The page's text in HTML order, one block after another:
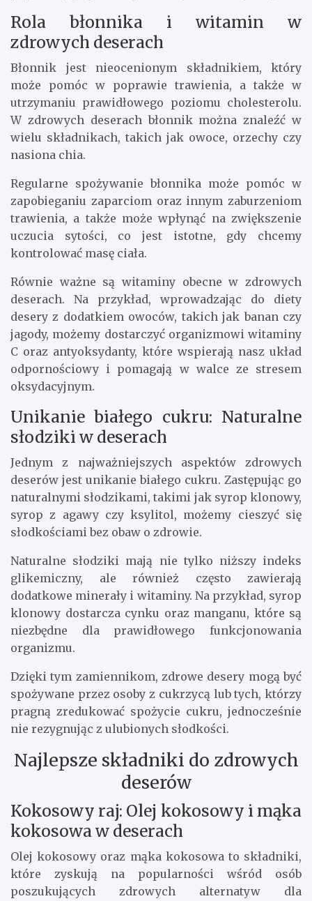
Rola błonnika i witamin w
zdrowych deserach
Błonnik jest nieocenionym składnikiem, który
może pomóc w poprawie trawienia, a także w
utrzymaniu prawidłowego poziomu cholesterolu.
W zdrowych deserach błonnik można znaleźć w
wielu składnikach, takich jak owoce, orzechy czy
nasiona chia.
Regularne spożywanie błonnika może pomóc w
zapobieganiu zaparciom oraz innym zaburzeniom
trawienia, a także może wpłynąć na zwiększenie
uczucia sytości, co jest istotne, gdy chcemy
kontrolować masę ciała.
Równie ważne są witaminy obecne w zdrowych
deserach. Na przykład, wprowadzając do diety
desery z dodatkiem owoców, takich jak banan czy
jagody, możemy dostarczyć organizmowi witaminy
C oraz antyoksydanty, które wspierają nasz układ
odpornościowy i pomagają w walce ze stresem
oksydacyjnym.
Unikanie białego cukru: Naturalne
słodziki w deserach
Jednym z najważniejszych aspektów zdrowych
deserów jest unikanie białego cukru. Zastępując go
naturalnymi słodzikami, takimi jak syrop klonowy,
syrop z agawy czy ksylitol, możemy cieszyć się
słodkościami bez obaw o zdrowie.
Naturalne słodziki mają nie tylko niższy indeks
glikemiczny, ale również często zawierają
dodatkowe minerały i witaminy. Na przykład, syrop
klonowy dostarcza cynku oraz manganu, które są
niezbędne dla prawidłowego funkcjonowania
organizmu.
Dzięki tym zamiennikom, zdrowe desery mogą być
spożywane przez osoby z cukrzycą lub tych, którzy
pragną zredukować spożycie cukru, jednocześnie
nie rezygnując z ulubionych słodkości.
Najlepsze składniki do zdrowych
deserów
Kokosowy raj: Olej kokosowy i mąka
kokosowa w deserach
Olej kokosowy oraz mąka kokosowa to składniki,
które zyskują na popularności wśród osób
poszukujących zdrowych alternatyw dla